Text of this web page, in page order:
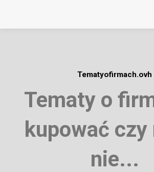
Tematyofirmach.ovh
Tematy o
kupować czy
nie...